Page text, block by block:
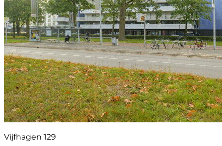
Vijfhagen 129